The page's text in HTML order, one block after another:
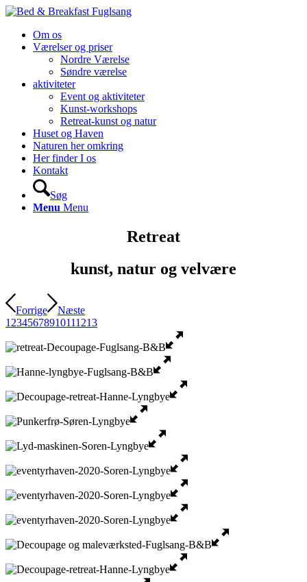
Om os
Værelser og priser
Nordre Værelse
Søndre værelse
aktiviteter
Event og aktiviteter
Kunst-workshops
Retreat-kunst og natur
Huset og Haven
Naturen her omkring
Her finder I os
Kontakt
Søg
Menu Menu
Retreat
kunst, natur og velvære
Forrige
Næste
1 2345678910111213